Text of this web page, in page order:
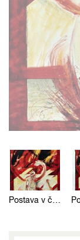
Postava v červené ploše